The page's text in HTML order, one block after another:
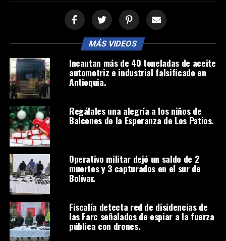
MÁS VIDEOS
Incautan más de 40 toneladas de aceite
automotriz e industrial falsificado en
Antioquia.
Regálales una alegría a los niños de
Balcones de la Esperanza de Los Patios.
Operativo militar dejó un saldo de 2
muertos y 3 capturados en el sur de
Bolívar.
Fiscalía detecta red de disidencias de
las Farc señalados de espiar a la fuerza
pública con drones.